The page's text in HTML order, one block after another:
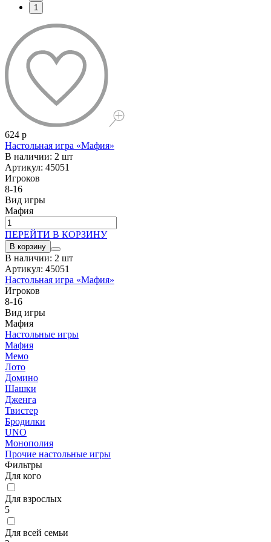
1
624 р
Настольная игра «Мафия»
В наличии: 2 шт
Артикул: 45051
Игроков
8-16
Вид игры
Мафия
ПЕРЕЙТИ В КОРЗИНУ
В корзину
В наличии: 2 шт
Артикул: 45051
Настольная игра «Мафия»
Игроков
8-16
Вид игры
Мафия
Настольные игры
Мафия
Мемо
Лото
Домино
Шашки
Дженга
Твистер
Бродилки
UNO
Монополия
Прочие настольные игры
Фильтры
Для кого
Для взрослых
5
Для всей семьи